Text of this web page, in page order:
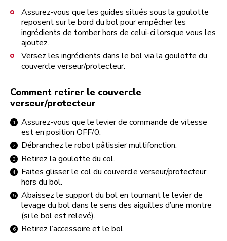
Assurez-vous que les guides situés sous la goulotte
reposent sur le bord du bol pour empêcher les
ingrédients de tomber hors de celui-ci lorsque vous les
ajoutez.
Versez les ingrédients dans le bol via la goulotte du
couvercle verseur/protecteur.
Comment retirer le couvercle
verseur/protecteur
Assurez-vous que le levier de commande de vitesse
est en position OFF/0.
Débranchez le robot pâtissier multifonction.
Retirez la goulotte du col.
Faites glisser le col du couvercle verseur/protecteur
hors du bol.
Abaissez le support du bol en tournant le levier de
levage du bol dans le sens des aiguilles d’une montre
(si le bol est relevé).
Retirez l’accessoire et le bol.